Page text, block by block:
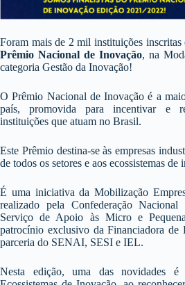
Foram mais de 2 mil instituições
Prêmio Nacional de Inovação, na
categoria Gestão da Inovação!
O Prêmio Nacional de Inovação é a
país, promovida para incentivar e
instituições que atuam no Brasil.
Este Prêmio destina-se às empresas
de todos os setores e aos ecossistemas
É uma iniciativa da Mobilização
realizado pela Confederação
Serviço de Apoio às Micro e
patrocínio exclusivo da Financiadora de
parceria do SENAI, SESI e IEL.
Nesta edição, uma das novidades é